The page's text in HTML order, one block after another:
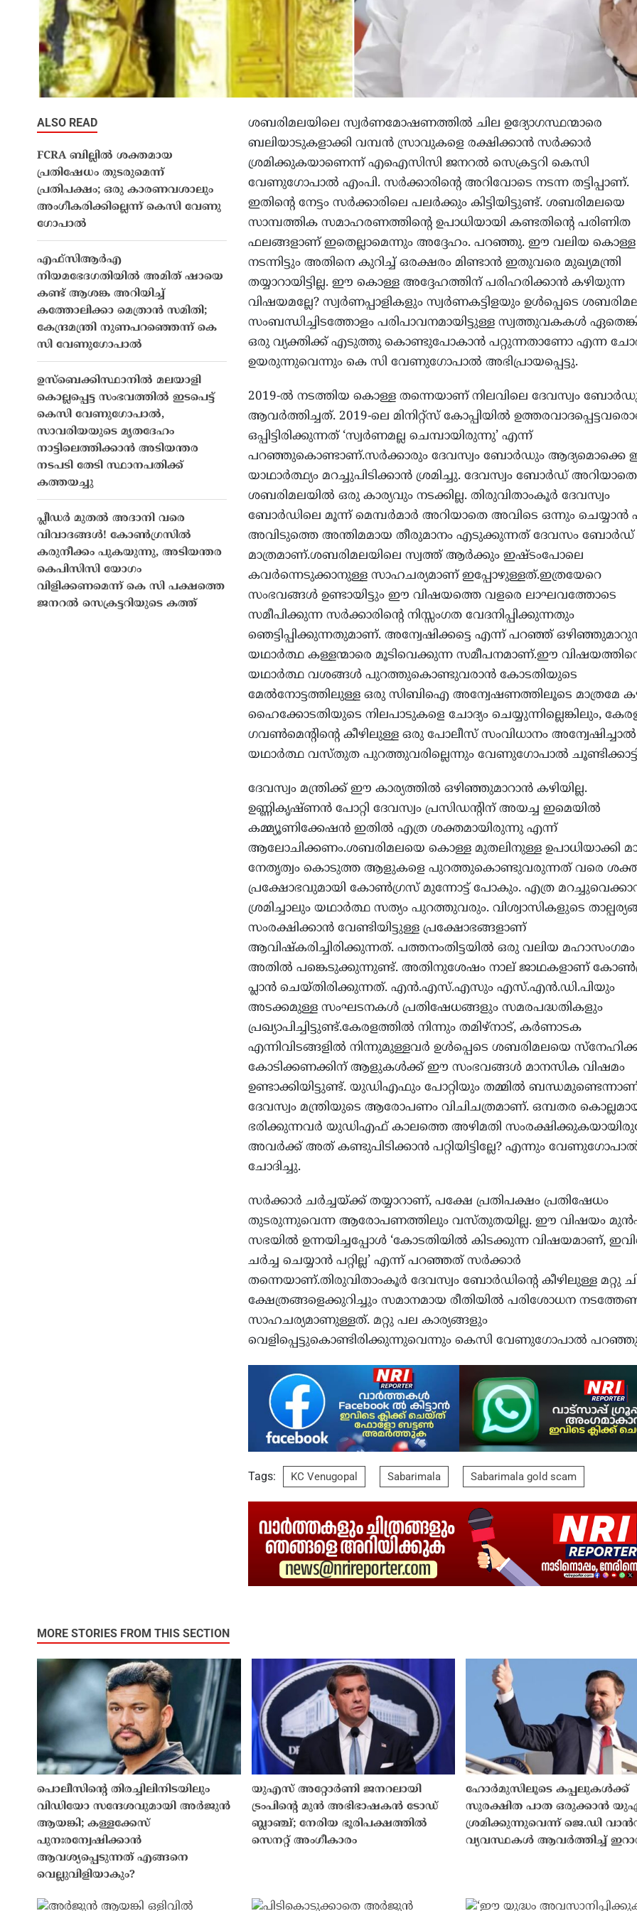
ശബരിമലയിലെ സ്വര്‍ണമോഷണത്തില്‍ ചില ഉദ്യോഗസ്ഥന്മാരെ
ബലിയാടുകളാക്കി വമ്പന്‍ സ്രാവുകളെ രക്ഷിക്കാന്‍ സര്‍ക്കാര്‍
ശ്രമിക്കുകയാണെന്ന് എഐസിസി ജനറല്‍ സെക്രട്ടറി കെസി
വേണുഗോപാല്‍ എംപി. സര്‍ക്കാരിന്റെ അറിവോടെ നടന്ന തട്ടിപ്പാണ്.
ഇതിന്റെ നേട്ടം സര്‍ക്കാരിലെ പലര്‍ക്കും കിട്ടിയിട്ടുണ്ട്. ശബരിമലയെ
സാമ്പത്തിക സമാഹരണത്തിന്റെ ഉപാധിയായി കണ്ടതിന്റെ പരിണിത
ഫലങ്ങളാണ് ഇതെല്ലാമെന്നും അദ്ദേഹം. പറഞ്ഞു. ഈ വലിയ കൊള്ള
നടന്നിട്ടും അതിനെ കുറിച്ച് ഒരക്ഷരം മിണ്ടാന്‍ ഇതുവരെ മുഖ്യമന്ത്രി
തയ്യാറായിട്ടില്ല. ഈ കൊള്ള അദ്ദേഹത്തിന് പരിഹരിക്കാന്‍ കഴിയുന്ന
വിഷയമല്ലേ? സ്വര്‍ണപ്പാളികളും സ്വര്‍ണകട്ടിളയും ഉള്‍പ്പെടെ
സംബന്ധിച്ചിടത്തോളം പരിപാവനമായിട്ടുള്ള സ്വത്തുവകകള്‍
ഒരു വ്യക്തിക്ക് എടുത്തു കൊണ്ടുപോകാന്‍ പറ്റുന്നതാണോ എന്ന
ഉയരുന്നുവെന്നും കെ സി വേണുഗോപാൽ അഭിപ്രായപ്പെട്ടു.
2019-ല്‍ നടത്തിയ കൊള്ള തന്നെയാണ് നിലവിലെ ദേവസ്വം
ആവര്‍ത്തിച്ചത്. 2019-ലെ മിനിറ്റ്സ് കോപ്പിയില്‍
ഒപ്പിട്ടിരിക്കുന്നത് ‘സ്വര്‍ണമല്ല ചെമ്പായിരുന്നു’ എന്ന്
പറഞ്ഞുകൊണ്ടാണ്.സര്‍ക്കാരും ദേവസ്വം ബോര്‍ഡും
യാഥാര്‍ത്ഥ്യം മറച്ചുപിടിക്കാന്‍ ശ്രമിച്ചു. ദേവസ്വം ബോര്‍ഡ് അറിയാതെ
ശബരിമലയില്‍ ഒരു കാര്യവും നടക്കില്ല. തിരുവിതാംകൂര്‍ ദേവസ്വം
ബോര്‍ഡിലെ മൂന്ന് മെമ്പര്‍മാര്‍ അറിയാതെ അവിടെ ഒന്നും ചെയ്യാന്‍
അവിടുത്തെ അന്തിമമായ തീരുമാനം എടുക്കുന്നത് ദേവസം ബോര്‍ഡ്
മാത്രമാണ്.ശബരിമലയിലെ സ്വത്ത് ആര്‍ക്കും ഇഷ്ടംപോലെ
കവര്‍ന്നെടുക്കാനുള്ള സാഹചര്യമാണ് ഇപ്പോഴുള്ളത്.ഇത്രയേറെ
സംഭവങ്ങള്‍ ഉണ്ടായിട്ടും ഈ വിഷയത്തെ വളരെ ലാഘവത്തോടെ
സമീപിക്കുന്ന സര്‍ക്കാരിന്റെ നിസ്സംഗത വേദനിപ്പിക്കുന്നതും
ഞെട്ടിപ്പിക്കുന്നതുമാണ്. അന്വേഷിക്കട്ടെ എന്ന് പറഞ്ഞ്
യഥാര്‍ത്ഥ കള്ളന്മാരെ മൂടിവെക്കുന്ന സമീപനമാണ്.ഈ
യഥാര്‍ത്ഥ വശങ്ങള്‍ പുറത്തുകൊണ്ടുവരാന്‍ കോടതിയുടെ
മേല്‍നോട്ടത്തിലുള്ള ഒരു സിബിഐ അന്വേഷണത്തിലൂടെ മാത്രമേ
ഹൈക്കോടതിയുടെ നിലപാടുകളെ ചോദ്യം ചെയ്യുന്നില്ലെങ്കിലും,
ഗവണ്‍മെന്റിന്റെ കീഴിലുള്ള ഒരു പോലീസ് സംവിധാനം അന്വേഷിച്ചാല്‍
യഥാര്‍ത്ഥ വസ്തുത പുറത്തുവരില്ലെന്നും വേണുഗോപാൽ
ദേവസ്വം മന്ത്രിക്ക് ഈ കാര്യത്തില്‍ ഒഴിഞ്ഞുമാറാന്‍ കഴിയില്ല.
ഉണ്ണികൃഷ്ണന്‍ പോറ്റി ദേവസ്വം പ്രസിഡന്റിന് അയച്ച ഇമെയില്‍
കമ്മ്യൂണിക്കേഷന്‍ ഇതില്‍ എത്ര ശക്തമായിരുന്നു എന്ന്
ആലോചിക്കണം.ശബരിമലയെ കൊള്ള മുതലിനുള്ള ഉപാധിയാക്കി
നേതൃത്വം കൊടുത്ത ആളുകളെ പുറത്തുകൊണ്ടുവരുന്നത് വരെ
പ്രക്ഷോഭവുമായി കോണ്‍ഗ്രസ് മുന്നോട്ട് പോകും. എത്ര
ശ്രമിച്ചാലും യഥാര്‍ത്ഥ സത്യം പുറത്തുവരും. വിശ്വാസികളുടെ
സംരക്ഷിക്കാന്‍ വേണ്ടിയിട്ടുള്ള പ്രക്ഷോഭങ്ങളാണ്
ആവിഷ്‌കരിച്ചിരിക്കുന്നത്. പത്തനംതിട്ടയില്‍ ഒരു വലിയ മഹാസംഗമം
അതില്‍ പങ്കെടുക്കുന്നുണ്ട്. അതിനുശേഷം നാല് ജാഥകളാണ്
പ്ലാന്‍ ചെയ്തിരിക്കുന്നത്. എന്‍.എസ്.എസും എസ്.എന്‍.ഡി.പിയും
അടക്കമുള്ള സംഘടനകള്‍ പ്രതിഷേധങ്ങളും സമരപദ്ധതികളും
പ്രഖ്യാപിച്ചിട്ടുണ്ട്.കേരളത്തില്‍ നിന്നും തമിഴ്നാട്, കര്‍ണാടക
എന്നിവിടങ്ങളില്‍ നിന്നുമുള്ളവര്‍ ഉള്‍പ്പെടെ ശബരിമലയെ
കോടിക്കണക്കിന് ആളുകള്‍ക്ക് ഈ സംഭവങ്ങള്‍ മാനസിക വിഷമം
ഉണ്ടാക്കിയിട്ടുണ്ട്. യുഡിഎഫും പോറ്റിയും തമ്മില്‍
ദേവസ്വം മന്ത്രിയുടെ ആരോപണം വിചിചത്രമാണ്. ഒമ്പതര
ഭരിക്കുന്നവര്‍ യുഡിഎഫ് കാലത്തെ അഴിമതി
അവര്‍ക്ക് അത് കണ്ടുപിടിക്കാന്‍ പറ്റിയിട്ടില്ലേ? എന്നും
ചോദിച്ചു.
സര്‍ക്കാര്‍ ചര്‍ച്ചയ്ക്ക് തയ്യാറാണ്, പക്ഷേ പ്രതിപക്ഷം പ്രതിഷേധം
തുടരുന്നുവെന്ന ആരോപണത്തിലും വസ്തുതയില്ല. ഈ വിഷയം
സഭയില്‍ ഉന്നയിച്ചപ്പോള്‍ ‘കോടതിയില്‍ കിടക്കുന്ന വിഷയമാണ്,
ചര്‍ച്ച ചെയ്യാന്‍ പറ്റില്ല’ എന്ന് പറഞ്ഞത് സര്‍ക്കാര്‍
തന്നെയാണ്.തിരുവിതാംകൂര്‍ ദേവസ്വം ബോര്‍ഡിന്റെ കീഴിലുള്ള മറ്റു
ക്ഷേത്രങ്ങളെക്കുറിച്ചും സമാനമായ രീതിയില്‍ പരിശോധന
സാഹചര്യമാണുള്ളത്. മറ്റു പല കാര്യങ്ങളും
വെളിപ്പെട്ടുകൊണ്ടിരിക്കുന്നുവെന്നും കെസി വേണുഗോപാല്‍
Tags: KC Venugopal Sabarimala Sabarimala gold scam
ALSO READ
FCRA ബില്ലിൽ ശക്തമായ
പ്രതിഷേധം തുടരുമെന്ന്
പ്രതിപക്ഷം; ഒരു കാരണവശാലും
അം​ഗീകരിക്കില്ലെന്ന് കെസി വേണു​
ഗോപാൽ
എഫ്സിആർഎ
നിയമഭേദഗതിയിൽ അമിത് ഷായെ
കണ്ട് ആശങ്ക അറിയിച്ച്
കത്തോലിക്കാ മെത്രാൻ സമിതി;
കേന്ദ്രമന്ത്രി നുണപറഞ്ഞെന്ന് കെ
സി വേണുഗോപാൽ
ഉസ്ബെക്കിസ്ഥാനിൽ മലയാളി
കൊല്ലപ്പെട്ട സംഭവത്തിൽ ഇടപെട്ട്
കെസി വേണുഗോപാൽ,
സാവരിയയുടെ മൃതദേഹം
നാട്ടിലെത്തിക്കാൻ അടിയന്തര
നടപടി തേടി സ്ഥാനപതിക്ക്
കത്തയച്ചു
പ്ലീഡർ മുതൽ അദാനി വരെ
വിവാദങ്ങൾ! കോൺഗ്രസിൽ
കരുനീക്കം പുകയുന്നു, അടിയന്തര
കെപിസിസി യോഗം
വിളിക്കണമെന്ന് കെ സി പക്ഷത്തെ
ജനറൽ സെക്രട്ടറിയുടെ കത്ത്
MORE STORIES FROM THIS SECTION
പൊലീസിൻ്റെ തിരച്ചിലിനിടയിലും
വിഡിയോ സന്ദേശവുമായി അർജുൻ
ആയങ്കി; കള്ളക്കേസ്
പുനഃരന്വേഷിക്കാൻ
ആവശ്യപ്പെടുന്നത് എങ്ങനെ
വെല്ലുവിളിയാകും?
യുഎസ് അറ്റോർണി ജനറലായി
ട്രംപിന്റെ മുൻ അഭിഭാഷകൻ ടോഡ്
ബ്ലാഞ്ച്; നേരിയ ഭൂരിപക്ഷത്തിൽ
സെനറ്റ് അംഗീകാരം
ഹോർമുസിലൂടെ കപ്പലുകൾക്ക്
സുരക്ഷിത പാത ഒരുക്കാൻ
ശ്രമിക്കുന്നുവെന്ന് ജെ.ഡി
വ്യവസ്ഥകൾ ആവർത്തിച്ച്